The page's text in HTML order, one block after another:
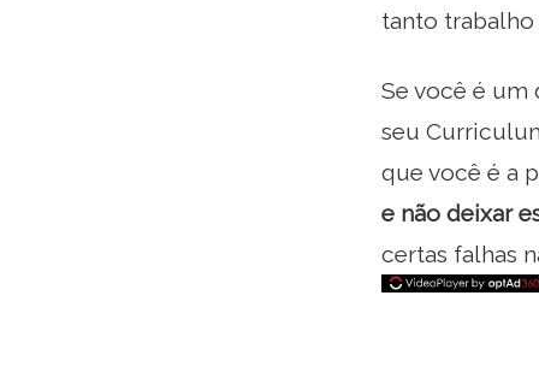
tanto
Se você é um
seu
que você é a
e não deixar
certas falhas